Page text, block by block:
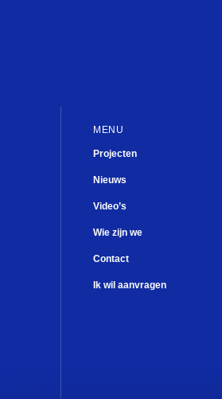
MENU
Projecten
Nieuws
Video’s
Wie zijn we
Contact
Ik wil aanvragen